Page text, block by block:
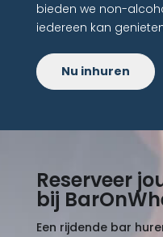
bieden we non-
iedereen kan
Nu inhuren
Reserveer
bij
Een rijdende bar